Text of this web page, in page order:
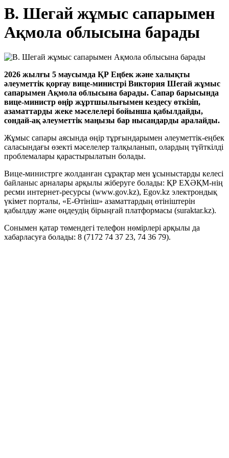
В. Шегай жұмыс сапарымен
Ақмола облысына барады
2026 жылғы 5 маусымда ҚР Еңбек және халықты
әлеуметтік қорғау вице-министрі Виктория Шегай жұмыс
сапарымен Ақмола облысына барады. Сапар барысында
вице-министр өңір жұртшылығымен кездесу өткізіп,
азаматтарды жеке мәселелері бойынша қабылдайды,
сондай-ақ әлеуметтік маңызы бар нысандарды аралайды.
Жұмыс сапары аясында өңір тұрғындарымен әлеуметтік-еңбек
саласындағы өзекті мәселелер талқыланып, олардың түйткілді
проблемалары қарастырылатын болады.
Вице-министрге жолданған сұрақтар мен ұсыныстарды келесі
байланыс арналары арқылы жіберуге болады: ҚР ЕХӘҚМ-нің
ресми интернет-ресурсы (www.gov.kz), Egov.kz электрондық
үкімет порталы, «E-Өтініш» азаматтардың өтініштерін
қабылдау және өңдеудің бірыңғай платформасы (suraktar.kz).
Сонымен қатар төмендегі телефон нөмірлері арқылы да
хабарласуға болады: 8 (7172 74 37 23, 74 36 79).